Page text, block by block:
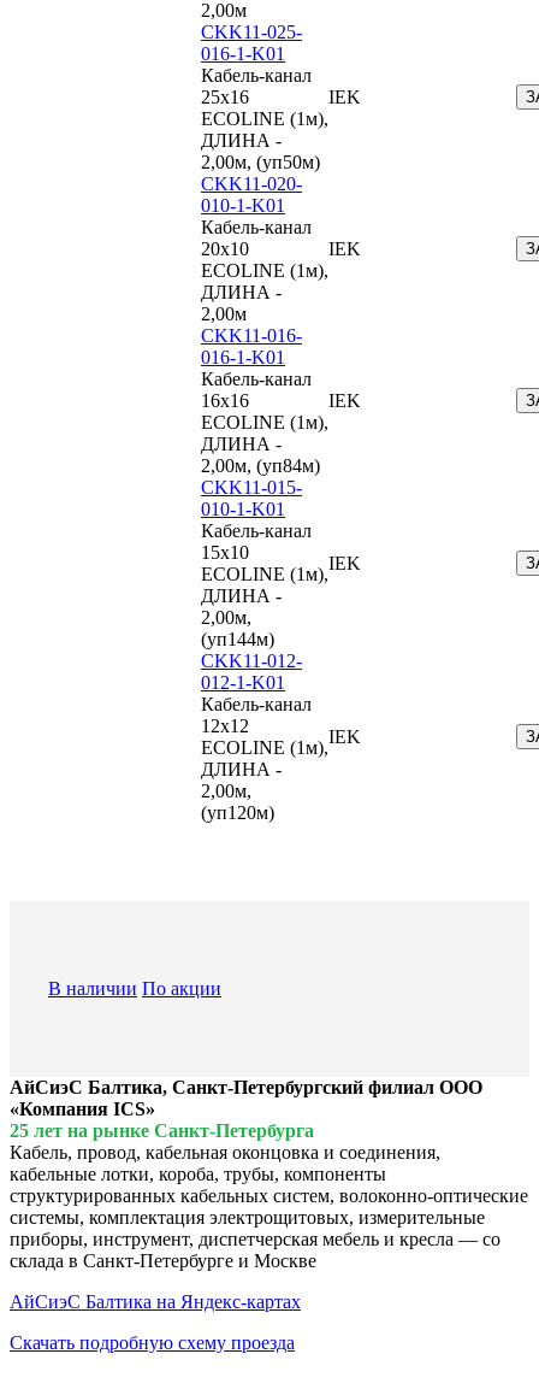
2,00м
CKK11-025-
016-1-K01
Кабель-канал
25х16
ECOLINE (1м),
ДЛИНА -
2,00м, (уп50м)
IEK
CKK11-020-
010-1-K01
Кабель-канал
20х10
ECOLINE (1м),
ДЛИНА -
2,00м
IEK
CKK11-016-
016-1-K01
Кабель-канал
16х16
ECOLINE (1м),
ДЛИНА -
2,00м, (уп84м)
IEK
CKK11-015-
010-1-K01
Кабель-канал
15х10
ECOLINE (1м),
ДЛИНА -
2,00м,
(уп144м)
IEK
CKK11-012-
012-1-K01
Кабель-канал
12х12
ECOLINE (1м),
ДЛИНА -
2,00м,
(уп120м)
IEK
В наличии По акции
АйСиэС Балтика, Санкт-Петербургский филиал ООО
«Компания ICS»
25 лет на рынке Санкт-Петербурга
Кабель, провод, кабельная оконцовка и соединения,
кабельные лотки, короба, трубы, компоненты
структурированных кабельных систем, волоконно-оптические
системы, комплектация электрощитовых, измерительные
приборы, инструмент, диспетчерская мебель и кресла — со
склада в Санкт-Петербурге и Москве
АйСиэС Балтика на Яндекс-картах
Скачать подробную схему проезда